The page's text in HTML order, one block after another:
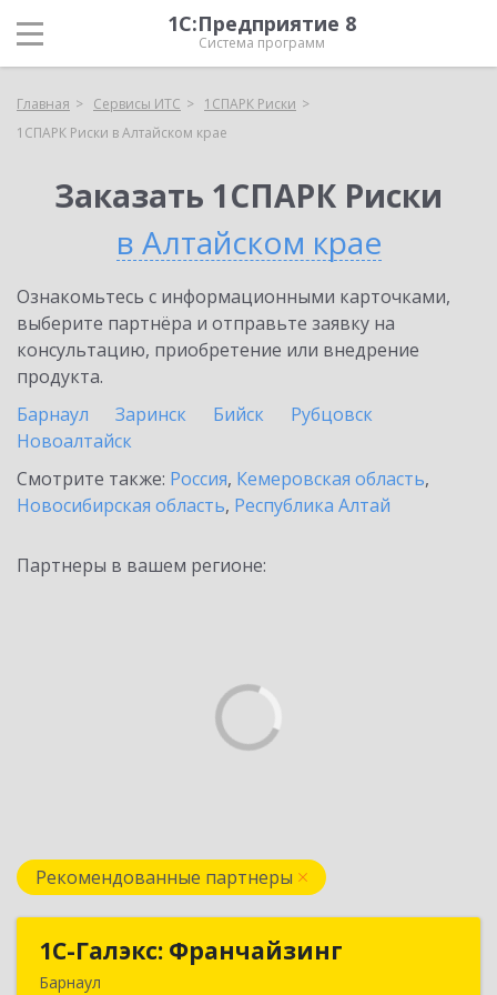
1С:Предприятие 8
Система программ
Главная Сервисы ИТС
1СПАРК Риски
1СПАРК Риски в Алтайском крае
Заказать 1СПАРК Риски
в Алтайском крае
Ознакомьтесь с информационными карточками,
выберите партнёра и отправьте заявку на
консультацию, приобретение или внедрение
продукта.
Барнаул
Заринск Бийск
Рубцовск
Новоалтайск
Смотрите также: Россия, Кемеровская область,
Новосибирская область, Республика Алтай
Партнеры в вашем регионе:
Рекомендованные партнеры
1С-Галэкс: Франчайзинг
Барнаул
1С-Галэкс: Франчайзинг